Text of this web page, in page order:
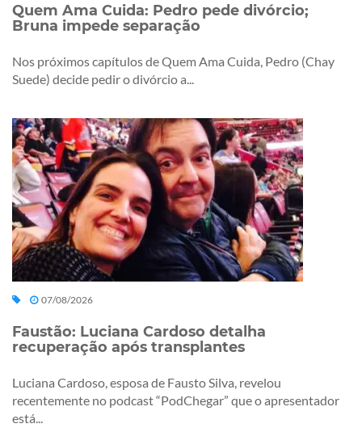
Quem Ama Cuida: Pedro pede divórcio;
Bruna impede separação
Nos próximos capítulos de Quem Ama Cuida, Pedro (Chay
Suede) decide pedir o divórcio a...
07/08/2026
Faustão: Luciana Cardoso detalha
recuperação após transplantes
Luciana Cardoso, esposa de Fausto Silva, revelou
recentemente no podcast “PodChegar” que o apresentador
está...